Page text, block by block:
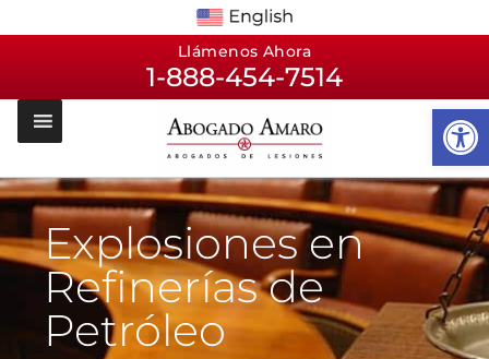
Llámenos Ahora
1-888-454-7514
Explosiones en
Refinerías de
Petróleo